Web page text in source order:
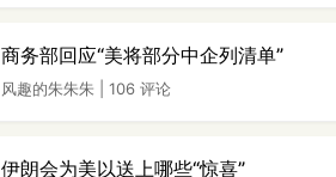
商务部回应“美将部分中企列清单”
风趣的朱朱朱 106 评论
伊朗会为美以送上哪些“惊喜”